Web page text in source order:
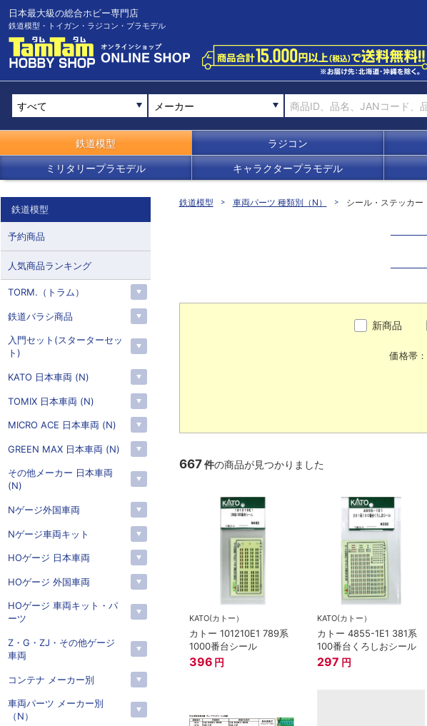
日本最大級の総合ホビー専門店
鉄道模型・トイガン・ラジコン・プラモデル
メーカー
鉄道模型 ラジコン
ミリタリープラモデル キャラクタープラモデル
鉄道模型 車両パーツ 種類別（N） シール・ステッカー
新商品
価格帯：
667件の商品が見つかりました
KATO(カトー）
カトー 101210E1 789系
1000番台シール
396 円
KATO(カトー）
カトー 4855-1E1 381系
100番台くろしおシール
297 円
鉄道模型
予約商品
人気商品ランキング
TORM.（トラム）
鉄道バラシ商品
入門セット(スターターセッ
ト)
KATO 日本車両 (N)
TOMIX 日本車両 (N)
MICRO ACE 日本車両 (N)
GREEN MAX 日本車両 (N)
その他メーカー 日本車両
(N)
Nゲージ外国車両
Nゲージ車両キット
HOゲージ 日本車両
HOゲージ 外国車両
HOゲージ 車両キット・パ
ーツ
Z・G・ZJ・その他ゲージ
車両
コンテナ メーカー別
車両パーツ メーカー別
（N）